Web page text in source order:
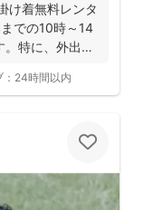
け着無料レンタ
での10時～14
特に、外出に
24時間以内